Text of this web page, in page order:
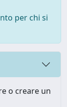
per chi si
o creare un